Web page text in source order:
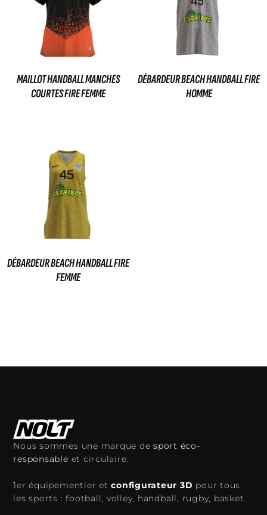
MAILLOT HANDBALL MANCHES
COURTES FIRE FEMME
DÉBARDEUR BEACH HANDBALL FIRE
HOMME
DÉBARDEUR BEACH HANDBALL FIRE
FEMME
Nous sommes une marque desport éco-
responsable et circulaire.
1er équipementier etconfigurateur 3D pour tous
les sports : football, volley, handball, rugby, basket.